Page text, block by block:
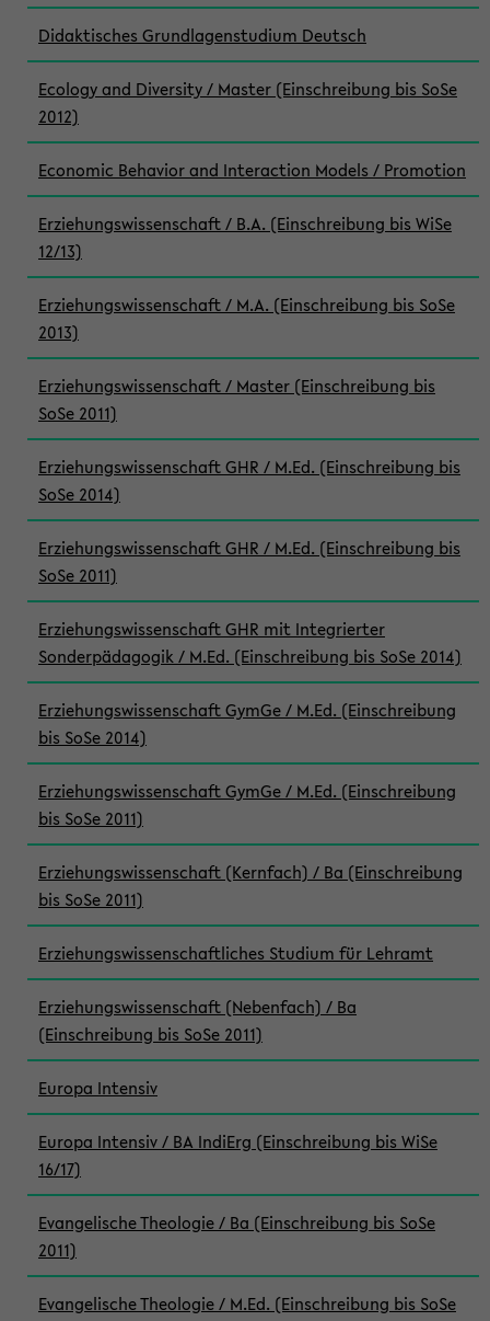
Didaktisches Grundlagenstudium Deutsch
Ecology and Diversity / Master (Einschreibung bis SoSe
2012)
Economic Behavior and Interaction Models / Promotion
Erziehungswissenschaft / B.A. (Einschreibung bis WiSe
12/13)
Erziehungswissenschaft / M.A. (Einschreibung bis SoSe
2013)
Erziehungswissenschaft / Master (Einschreibung bis
SoSe 2011)
Erziehungswissenschaft GHR / M.Ed. (Einschreibung bis
SoSe 2014)
Erziehungswissenschaft GHR / M.Ed. (Einschreibung bis
SoSe 2011)
Erziehungswissenschaft GHR mit Integrierter
Sonderpädagogik / M.Ed. (Einschreibung bis SoSe 2014)
Erziehungswissenschaft GymGe / M.Ed. (Einschreibung
bis SoSe 2014)
Erziehungswissenschaft GymGe / M.Ed. (Einschreibung
bis SoSe 2011)
Erziehungswissenschaft (Kernfach) / Ba (Einschreibung
bis SoSe 2011)
Erziehungswissenschaftliches Studium für Lehramt
Erziehungswissenschaft (Nebenfach) / Ba
(Einschreibung bis SoSe 2011)
Europa Intensiv
Europa Intensiv / BA IndiErg (Einschreibung bis WiSe
16/17)
Evangelische Theologie / Ba (Einschreibung bis SoSe
2011)
Evangelische Theologie / M.Ed. (Einschreibung bis SoSe